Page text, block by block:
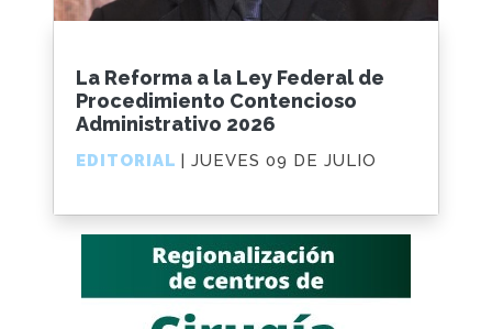
La Reforma a la Ley Federal de
Procedimiento Contencioso
Administrativo 2026
EDITORIAL | JUEVES 09 DE JULIO